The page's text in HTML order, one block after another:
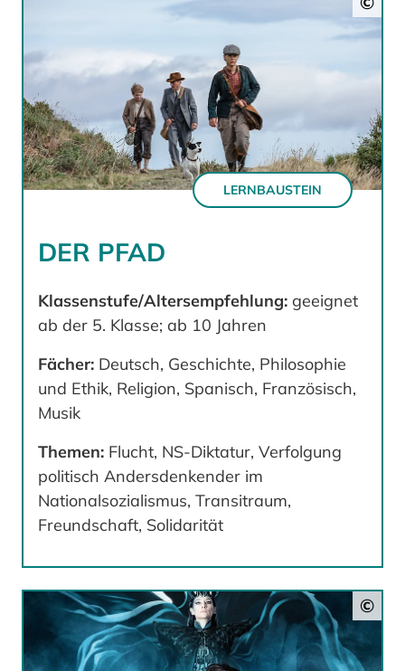
LERNBAUSTEIN
DER PFAD
Klassenstufe/Altersempfehlung: geeignet
ab der 5. Klasse; ab 10 Jahren
Fächer: Deutsch, Geschichte, Philosophie
und Ethik, Religion, Spanisch, Französisch,
Musik
Themen: Flucht, NS-Diktatur, Verfolgung
politisch Andersdenkender im
Nationalsozialismus, Transitraum,
Freundschaft, Solidarität
©